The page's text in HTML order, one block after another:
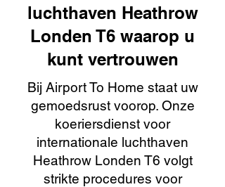
luchthaven Heathrow
Londen T6 waarop u
kunt vertrouwen
Bij Airport To Home staat uw
gemoedsrust voorop. Onze
koeriersdienst voor
internationale luchthaven
Heathrow Londen T6 volgt
strikte procedures voor